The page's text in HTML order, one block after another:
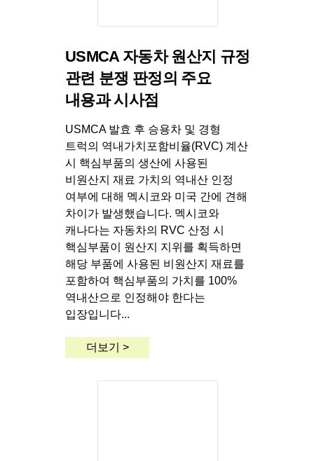
USMCA 자동차 원산지 규정
관련 분쟁 판정의 주요
내용과 시사점
USMCA 발효 후 승용차 및 경형
트럭의 역내가치포함비율(RVC) 계산
시 핵심부품의 생산에 사용된
비원산지 재료 가치의 역내산 인정
여부에 대해 멕시코와 미국 간에 견해
차이가 발생했습니다. 멕시코와
캐나다는 자동차의 RVC 산정 시
핵심부품이 원산지 지위를 획득하면
해당 부품에 사용된 비원산지 재료를
포함하여 핵심부품의 가치를 100%
역내산으로 인정해야 한다는
입장입니다...
더보기 >